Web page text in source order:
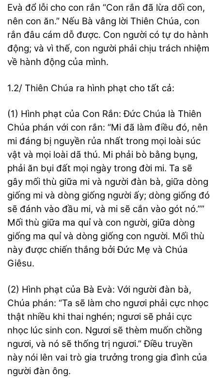
Evà đổ lỗi cho con rắn “Con rắn đã lừa dối con,
nên con ăn.” Nếu Bà vâng lời Thiên Chúa, con
rắn đâu cám dỗ được. Con người có tự do hành
động; và vì thế, con người phải chịu trách nhiệm
về hành động của mình.
1.2/ Thiên Chúa ra hình phạt cho tất cả:
(1) Hình phạt của Con Rắn: Đức Chúa là Thiên
Chúa phán với con rắn: “Mi đã làm điều đó, nên
mi đáng bị nguyền rủa nhất trong mọi loài súc
vật và mọi loài dã thú. Mi phải bò bằng bụng,
phải ăn bụi đất mọi ngày trong đời mi. Ta sẽ
gây mối thù giữa mi và người đàn bà, giữa dòng
giống mi và dòng giống người ấy; dòng giống đó
sẽ đánh vào đầu mi, và mi sẽ cắn vào gót nó.””
Mối thù giữa ma quỉ và con người, giữa dòng
giống ma quỉ và dòng giống con người. Mối thù
này được chiến thắng bởi Đức Mẹ và Chúa
Giêsu.
(2) Hình phạt của Bà Evà: Với người đàn bà,
Chúa phán: “Ta sẽ làm cho ngươi phải cực nhọc
thật nhiều khi thai nghén; ngươi sẽ phải cực
nhọc lúc sinh con. Ngươi sẽ thèm muốn chồng
ngươi, và nó sẽ thống trị ngươi.” Điều truyền
này nói lên vai trò gia trưởng trong gia đình của
người đàn ông.